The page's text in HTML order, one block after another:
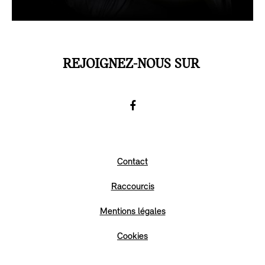
REJOIGNEZ-NOUS SUR
to
Facebook
Contact
Raccourcis
Mentions légales
Cookies